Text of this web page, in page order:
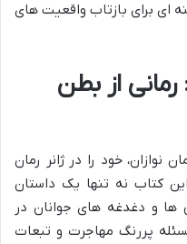
ای برای بازتاب واقعیت های
از بطن
نوازان، خود را در ژانر رمان
کتاب نه تنها یک داستان
ها و دغدغه های جوانان در
پررنگ مهاجرت و تبعات